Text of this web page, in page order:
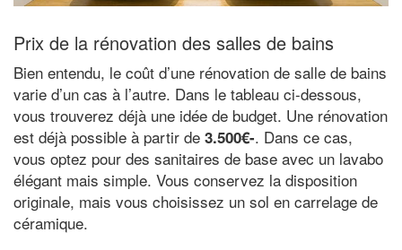
Prix de la rénovation des salles de bains
Bien entendu, le coût d’une rénovation de salle de bains
varie d’un cas à l’autre. Dans le tableau ci-dessous,
vous trouverez déjà une idée de budget. Une rénovation
est déjà possible à partir de 3.500€-. Dans ce cas,
vous optez pour des sanitaires de base avec un lavabo
élégant mais simple. Vous conservez la disposition
originale, mais vous choisissez un sol en carrelage de
céramique.